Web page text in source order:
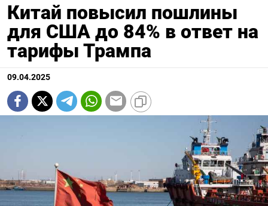
Китай повысил пошлины
для США до 84% в ответ на
тарифы Трампа
09.04.2025